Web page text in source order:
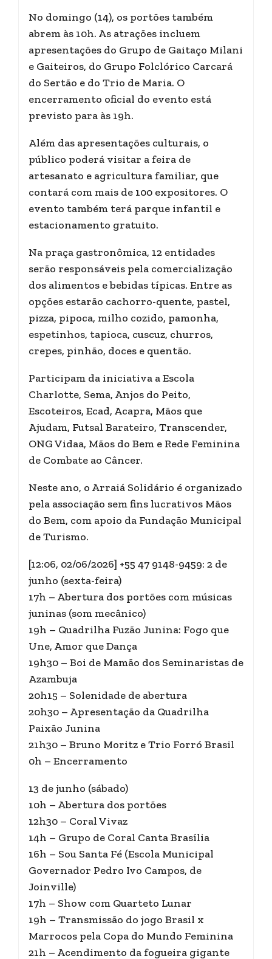
No domingo (14), os portões também
abrem às 10h. As atrações incluem
apresentações do Grupo de Gaitaço Milani
e Gaiteiros, do Grupo Folclórico Carcará
do Sertão e do Trio de Maria. O
encerramento oficial do evento está
previsto para às 19h.
Além das apresentações culturais, o
público poderá visitar a feira de
artesanato e agricultura familiar, que
contará com mais de 100 expositores. O
evento também terá parque infantil e
estacionamento gratuito.
Na praça gastronômica, 12 entidades
serão responsáveis pela comercialização
dos alimentos e bebidas típicas. Entre as
opções estarão cachorro-quente, pastel,
pizza, pipoca, milho cozido, pamonha,
espetinhos, tapioca, cuscuz, churros,
crepes, pinhão, doces e quentão.
Participam da iniciativa a Escola
Charlotte, Sema, Anjos do Peito,
Escoteiros, Ecad, Acapra, Mãos que
Ajudam, Futsal Barateiro, Transcender,
ONG Vidaa, Mãos do Bem e Rede Feminina
de Combate ao Câncer.
Neste ano, o Arraiá Solidário é organizado
pela associação sem fins lucrativos Mãos
do Bem, com apoio da Fundação Municipal
de Turismo.
[12:06, 02/06/2026] +55 47 9148-9459: 2 de
junho (sexta-feira)
17h – Abertura dos portões com músicas
juninas (som mecânico)
19h – Quadrilha Fuzão Junina: Fogo que
Une, Amor que Dança
19h30 – Boi de Mamão dos Seminaristas de
Azambuja
20h15 – Solenidade de abertura
20h30 – Apresentação da Quadrilha
Paixão Junina
21h30 – Bruno Moritz e Trio Forró Brasil
0h – Encerramento
13 de junho (sábado)
10h – Abertura dos portões
12h30 – Coral Vivaz
14h – Grupo de Coral Canta Brasília
16h – Sou Santa Fé (Escola Municipal
Governador Pedro Ivo Campos, de
Joinville)
17h – Show com Quarteto Lunar
19h – Transmissão do jogo Brasil x
Marrocos pela Copa do Mundo Feminina
21h – Acendimento da fogueira gigante